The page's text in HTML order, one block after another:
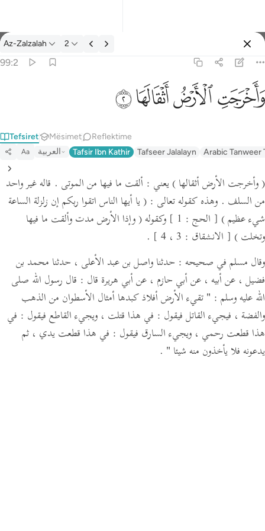
Tefsir: Az-Zalzalah 99:2
Az-Zalzalah 2
99:2
ﱺﱻﱼﱽ
Tefsiret Mësimet Reflektime
Aa العربية Tafsir Ibn Kathir Tafseer Jalalayn Arabic Tanweer
( وأخرجت الأرض أثقالها ) يعني : ألقت ما فيها من الموتى . قاله غير واحد
من السلف . وهذه كقوله تعالى : ( يا أيها الناس اتقوا ربكم إن زلزلة الساعة
شيء عظيم ) [ الحج : 1 ] وكقوله( وإذا الأرض مدت وألقت ما فيها
وتخلت ) [ الانشقاق : 3 ، 4 ]
.
وقال مسلم في صحيحه : حدثنا واصل بن عبد الأعلى ، حدثنا محمد بن
فضيل ، عن أبيه ، عن أبي حازم ، عن أبي هريرة قال : قال رسول الله صلى
الله عليه وسلم : " تقيء الأرض أفلاذ كبدها أمثال الأسطوان من الذهب
والفضة ، فيجيء القاتل فيقول : في هذا قتلت ، ويجيء القاطع فيقول : في
هذا قطعت رحمي ، ويجيء السارق فيقول : في هذا قطعت يدي ، ثم
يدعونه فلا يأخذون منه شيئا " .